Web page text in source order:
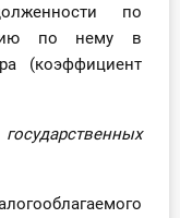
по
по нему в
(коэффициент